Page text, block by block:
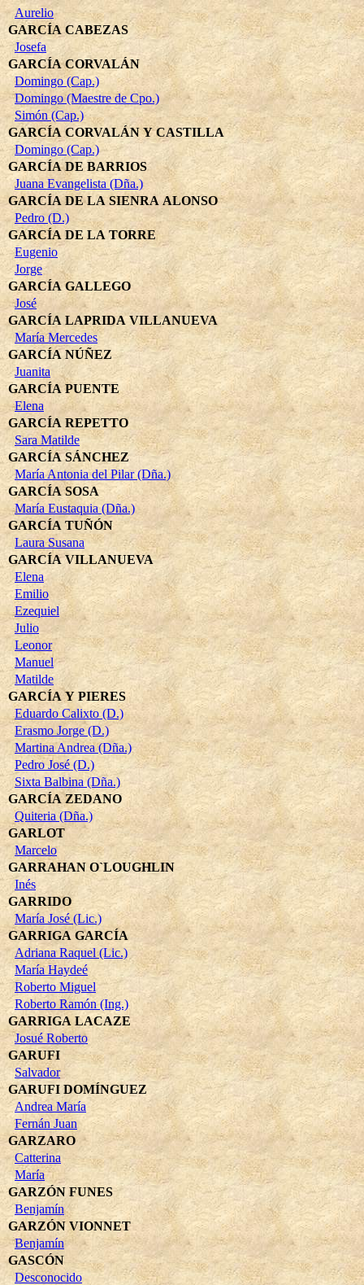
Aurelio
GARCÍA CABEZAS
Josefa
GARCÍA CORVALÁN
Domingo (Cap.)
Domingo (Maestre de Cpo.)
Simón (Cap.)
GARCÍA CORVALÁN Y CASTILLA
Domingo (Cap.)
GARCÍA DE BARRIOS
Juana Evangelista (Dña.)
GARCÍA DE LA SIENRA ALONSO
Pedro (D.)
GARCÍA DE LA TORRE
Eugenio
Jorge
GARCÍA GALLEGO
José
GARCÍA LAPRIDA VILLANUEVA
María Mercedes
GARCÍA NÚÑEZ
Juanita
GARCÍA PUENTE
Elena
GARCÍA REPETTO
Sara Matilde
GARCÍA SÁNCHEZ
María Antonia del Pilar (Dña.)
GARCÍA SOSA
María Eustaquia (Dña.)
GARCÍA TUÑÓN
Laura Susana
GARCÍA VILLANUEVA
Elena
Emilio
Ezequiel
Julio
Leonor
Manuel
Matilde
GARCÍA Y PIERES
Eduardo Calixto (D.)
Erasmo Jorge (D.)
Martina Andrea (Dña.)
Pedro José (D.)
Sixta Balbina (Dña.)
GARCÍA ZEDANO
Quiteria (Dña.)
GARLOT
Marcelo
GARRAHAN O`LOUGHLIN
Inés
GARRIDO
María José (Lic.)
GARRIGA GARCÍA
Adriana Raquel (Lic.)
María Haydeé
Roberto Miguel
Roberto Ramón (Ing.)
GARRIGA LACAZE
Josué Roberto
GARUFI
Salvador
GARUFI DOMÍNGUEZ
Andrea María
Fernán Juan
GARZARO
Catterina
María
GARZÓN FUNES
Benjamín
GARZÓN VIONNET
Benjamín
GASCÓN
Desconocido